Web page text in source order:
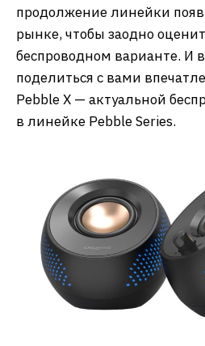
продолжение линейки
рынке, чтобы заодно
беспроводном варианте. И
поделиться с вами
Pebble X — актуальной
в линейке Pebble Series.